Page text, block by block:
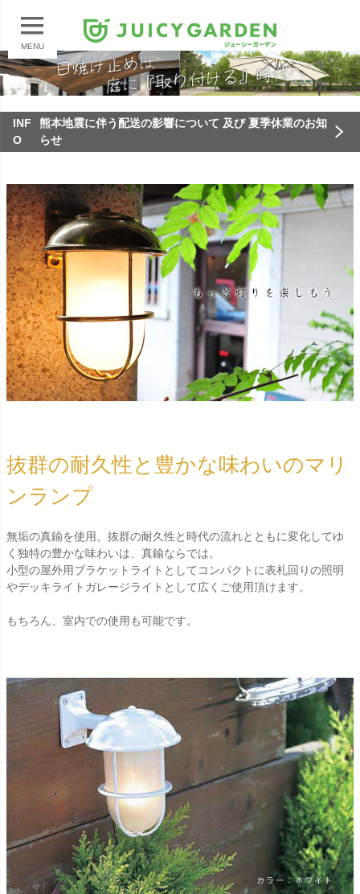
MENU
INF
O
熊本地震に伴う配送の影響について 及び 夏季休業のお知
らせ
抜群の耐久性と豊かな味わいのマリ
ンランプ
無垢の真鍮を使用。抜群の耐久性と時代の流れとともに変化してゆ
く独特の豊かな味わいは、真鍮ならでは。
小型の屋外用ブラケットライトとしてコンパクトに表札回りの照明
やデッキライトガレージライトとして広くご使用頂けます。
もちろん、室内での使用も可能です。